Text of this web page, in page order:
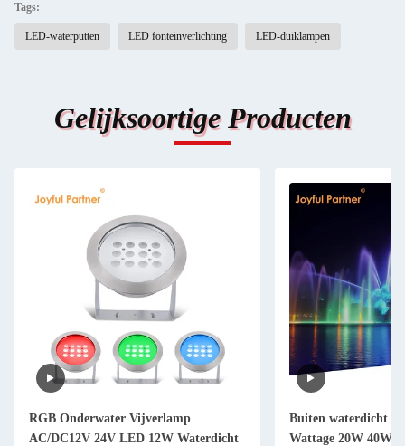
Tags:
LED-waterputten LED fonteinverlichting LED-duiklampen
Gelijksoortige Producten
RGB Onderwater Vijverlamp
AC/DC12V 24V LED 12W Waterdicht
Buiten waterdicht
Wattage 20W 40W